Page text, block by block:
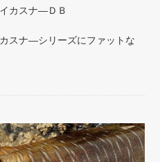
カスナ―ＤＢ
スナ―シリーズにファットな